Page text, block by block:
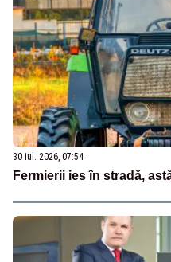
30 iul. 2026, 07:54
Fermierii ies în stradă,